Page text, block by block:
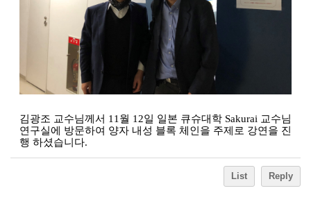
김광조 교수님께서 11월 12일 일본 큐슈대학 Sakurai 교수님
연구실에 방문하여 양자 내성 블록 체인을 주제로 강연을 진
행 하셨습니다.
List Reply